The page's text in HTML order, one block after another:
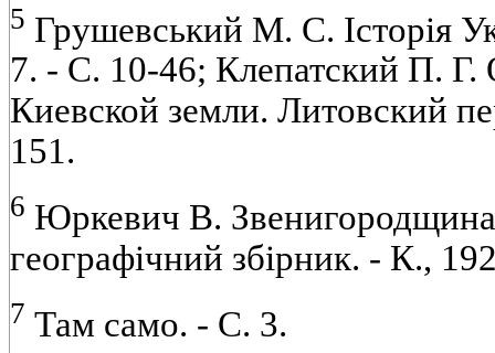
5 Грушевський М. С. Історія
7. - С. 10-46; Клепатский П. Г.
Киевской земли. Литовский
151.
6 Юркевич В.
географічний збірник. - К.,
7 Там само. - С. 3.